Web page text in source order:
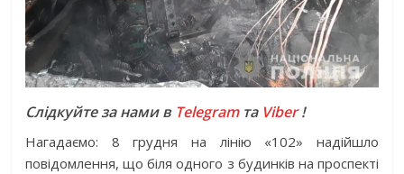
Слідкуйте за нами в Telegramта Viber!
Нагадаємо: 8 грудня на лінію «102» надійшло
повідомлення, що біля одного з будинків на проспекті